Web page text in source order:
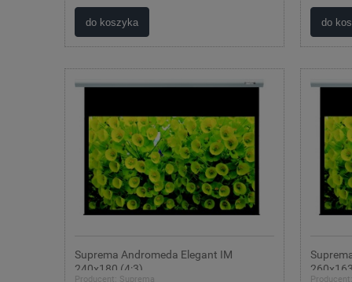
do koszyka do
Suprema Andromeda Elegant IM
240x180 (4:3)
Producent: Suprema Producent: